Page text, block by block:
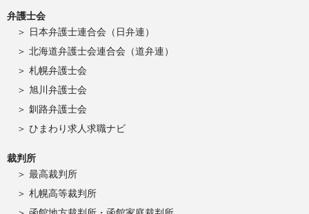
弁護士会
日本弁護士連合会（日弁連）
北海道弁護士会連合会（道弁連）
札幌弁護士会
旭川弁護士会
釧路弁護士会
ひまわり求人求職ナビ
裁判所
最高裁判所
札幌高等裁判所